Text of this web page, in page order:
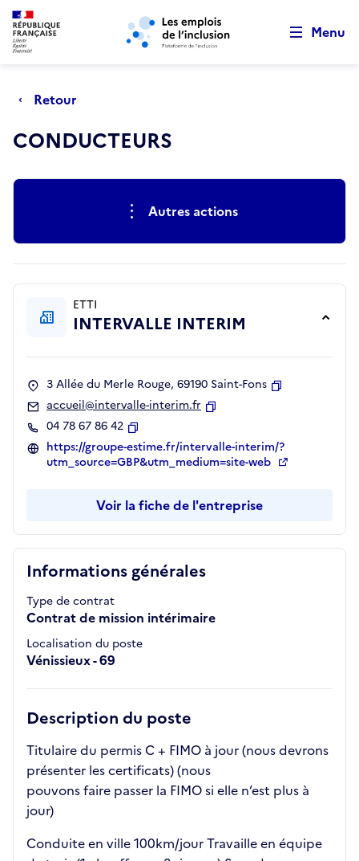
Aller au menu principal Aller au contenu principal
Menu
Retour
CONDUCTEURS
Actions rapidesAutres actions
Informations générales
Type de contrat
Contrat de mission intérimaire
Localisation du poste
Vénissieux - 69
Description du poste
Titulaire du permis C + FIMO à jour (nous devrons
présenter les certificats) (nous
pouvons faire passer la FIMO si elle n’est plus à
jour)
Conduite en ville 100km/jour Travaille en équipe
ETTI
INTERVALLE INTERIM
3 Allée du Merle Rouge, 69190 Saint-Fons
accueil@intervalle-interim.fr
04 78 67 86 42
Copier
https://groupe-estime.fr/intervalle-interim/?
utm_source=GBP&utm_medium=site-web
Voir la fiche de l'entreprise
Retour au début de la page
Panneau de gestion des cookies